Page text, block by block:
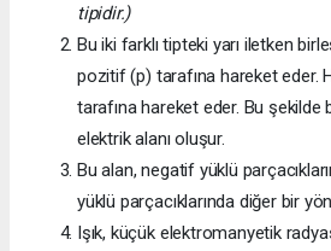
tipidir.)
Bu iki farklı tipteki yarı iletken
pozitif (p) tarafına hareket eder.
tarafına hareket eder. Bu şekilde
elektrik alanı oluşur.
Bu alan, negatif yüklü
yüklü parçacıklarında diğer bir
Işık, küçük elektromanyetik